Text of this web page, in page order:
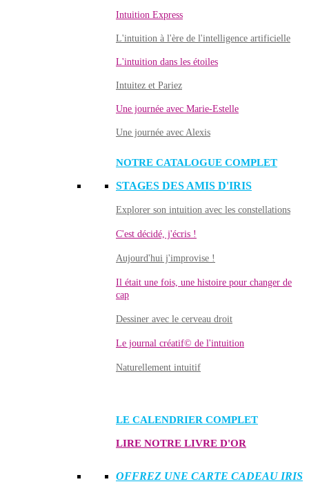
Intuition Express
L'intuition à l'ère de l'intelligence artificielle
L'intuition dans les étoiles
Intuitez et Pariez
Une journée avec Marie-Estelle
Une journée avec Alexis
NOTRE CATALOGUE COMPLET
STAGES DES AMIS D'IRIS
Explorer son intuition avec les constellations
C'est décidé, j'écris !
Aujourd'hui j'improvise !
Il était une fois, une histoire pour changer de
cap
Dessiner avec le cerveau droit
Le journal créatif© de l'intuition
Naturellement intuitif
LE CALENDRIER COMPLET
LIRE NOTRE LIVRE D'OR
OFFREZ UNE CARTE CADEAU IRIS